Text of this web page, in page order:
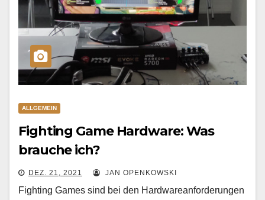
ALLGEMEIN
Fighting Game Hardware: Was
brauche ich?
DEZ. 21, 2021 JAN OPENKOWSKI
Fighting Games sind bei den Hardwareanforderungen